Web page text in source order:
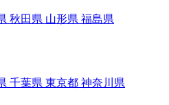
秋田県 山形県 福島県
千葉県 東京都 神奈川県